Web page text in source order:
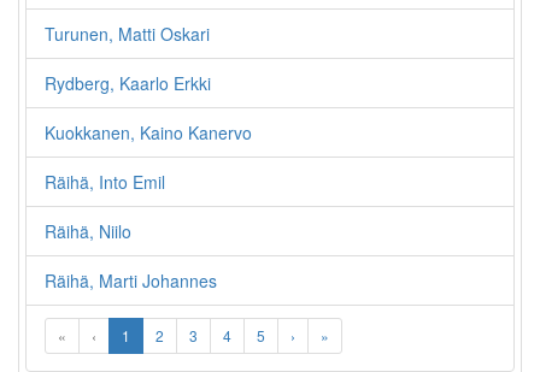
Turunen, Matti Oskari
Rydberg, Kaarlo Erkki
Kuokkanen, Kaino Kanervo
Räihä, Into Emil
Räihä, Niilo
Räihä, Marti Johannes
« ‹ 1 2 3 4 5 › »